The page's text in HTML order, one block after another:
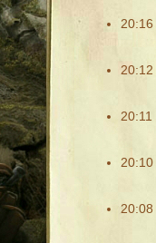
20:16
20:12
20:11
20:10
20:08